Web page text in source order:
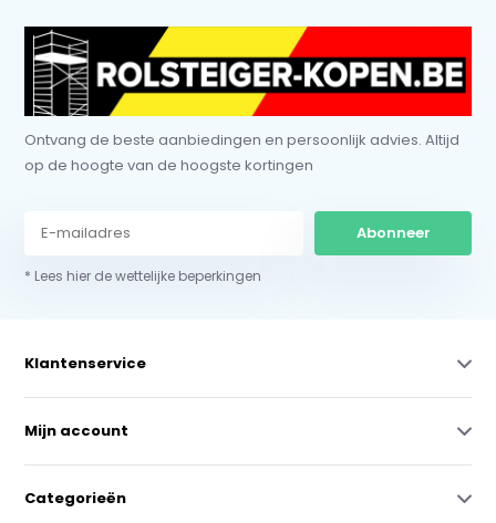
Ontvang de beste aanbiedingen en persoonlijk advies. Altijd
op de hoogte van de hoogste kortingen
Abonneer
* Lees hier de wettelijke beperkingen
Klantenservice
Mijn account
Categorieën